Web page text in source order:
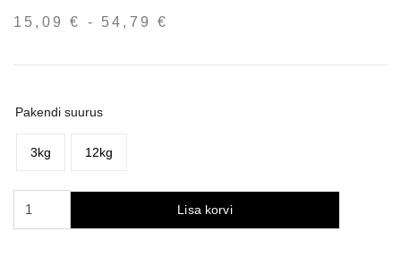
15,09€ - 54,79€
Pakendi suurus
3kg 12kg
Lisa korvi